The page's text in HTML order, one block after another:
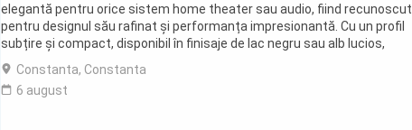
elegantă pentru orice sistem home theater sau audio, fiind recunoscut
pentru designul său rafinat și performanța impresionantă. Cu un profil
subțire și compact, disponibil în finisaje de lac negru sau alb lucios,
acesta se integrează ...
Constanta, Constanta
6 august